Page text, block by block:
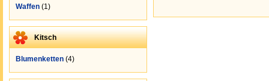
Waffen (1)
Kitsch
Blumenketten (4)